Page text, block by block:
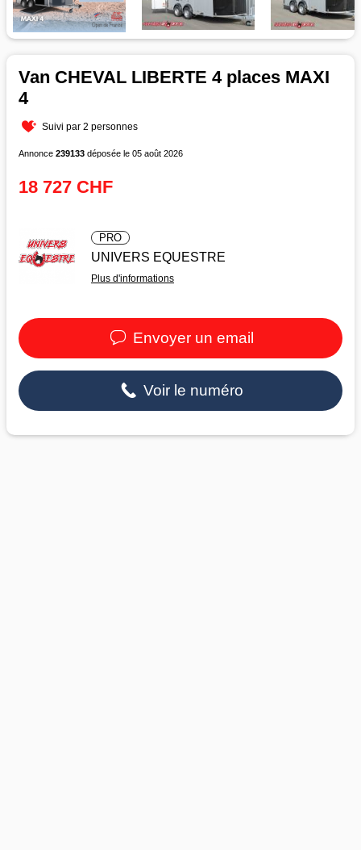
Van CHEVAL LIBERTE 4 places MAXI
4
Suivi par 2 personnes
Annonce 239133 déposée le 05 août 2026
18 727 CHF
PRO
UNIVERS EQUESTRE
Plus d'informations
Envoyer un email
Voir le numéro